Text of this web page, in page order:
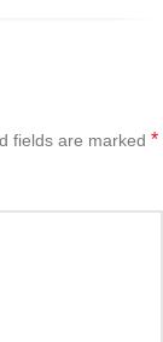
fields are marked *